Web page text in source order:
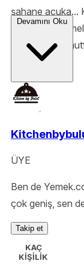
şahane acuka...
bir bagete
sos tarifi için
Devamını Oku
ÜYE
Ben de
çok geniş, sen
Takip et
KAÇ
KİŞİLİK